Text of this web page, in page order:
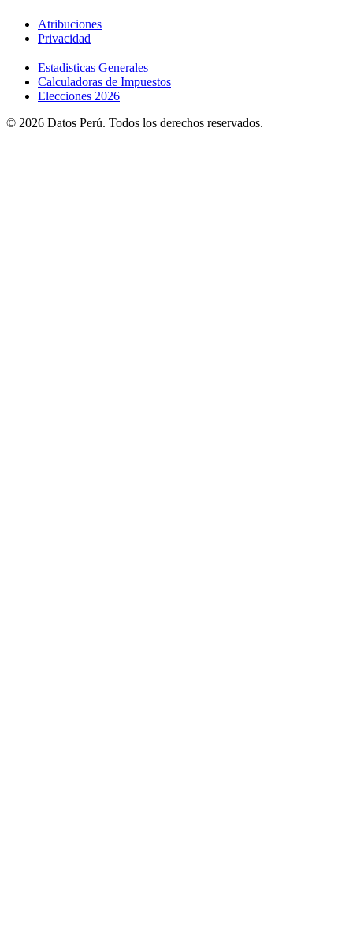
Atribuciones
Privacidad
Estadisticas Generales
Calculadoras de Impuestos
Elecciones 2026
© 2026 Datos Perú. Todos los derechos reservados.